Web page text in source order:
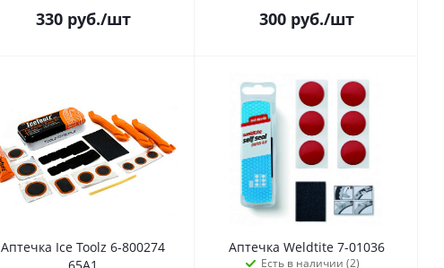
330руб./шт 300руб./шт
Аптечка Ice Toolz 6-800274
Аптечка Weldtite 7-01036
Есть в наличии (2)